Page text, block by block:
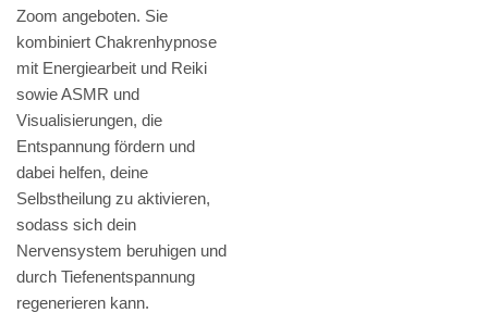
Zoom angeboten. Sie
kombiniert Chakrenhypnose
mit Energiearbeit und Reiki
sowie ASMR und
Visualisierungen, die
Entspannung fördern und
dabei helfen, deine
Selbstheilung zu aktivieren,
sodass sich dein
Nervensystem beruhigen und
durch Tiefenentspannung
regenerieren kann.